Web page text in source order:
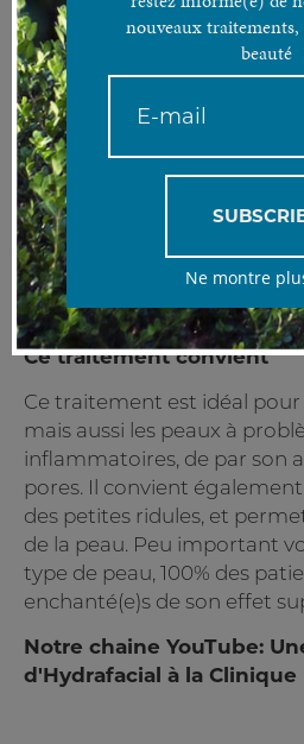
C’est le traitement numéro 1
nettoyer, hydrater et protéger la
glowy garantie !
Le traitement Hydrafacial
L’action principale de
nettoyer, exfolier et
cellules mortes tout en
des nutriments essentiels
antioxydants, des peptides et
hyaluronique.
Ce traitement convient
Ce traitement est idéal
mais aussi les peaux à
inflammatoires, de par son
pores. Il convient
des petites ridules, et
de la peau. Peu important
type de peau, 100% des
enchanté(e)s de son effet
Notre chaine YouTube:
d'Hydrafacial à la Clinique
nouveaux traitements,
beauté
Ne montre